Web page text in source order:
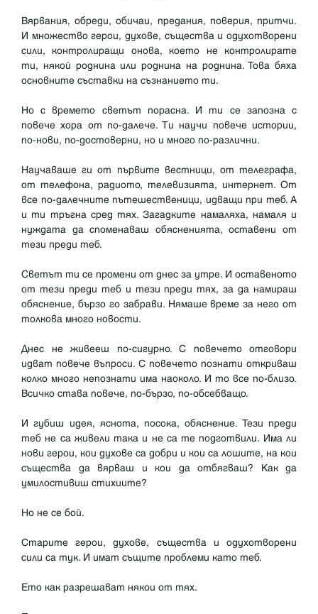
Вярвания, обреди, обичаи, предания, поверия, притчи.
И множество герои, духове, същества и одухотворени
сили, контролиращи онова, което не контролирате
ти, някой роднина или роднина на роднина. Това бяха
основните съставки на съзнанието ти.
Но с времето светът порасна. И ти се запозна с
повече хора от по-далече. Ти научи повече истории,
по-нови, по-достоверни, но и много по-различни.
Научаваше ги от първите вестници, от телеграфа,
от телефона, радиото, телевизията, интернет. От
все по-далечните пътешественици, идващи при теб. А
и ти тръгна сред тях. Загадките намаляха, намаля и
нуждата да споменаваш обясненията, оставени от
тези преди теб.
Светът ти се промени от днес за утре. И оставеното
от тези преди теб и тези преди тях, за да намираш
обяснение, бързо го забрави. Нямаше време за него от
толкова много новости.
Днес не живееш по-сигурно. С повечето отговори
идват повече въпроси. С повечето познати откриваш
колко много непознати има наоколо. И то все по-близо.
Всичко става повече, по-бързо, по-обсебващо.
И губиш идея, яснота, посока, обяснение. Тези преди
теб не са живели така и не са те подготвили. Има ли
нови герои, кои духове са добри и кои са лошите, на кои
същества да вярваш и кои да отбягваш? Как да
умилостивиш стихиите?
Но не се бой.
Старите герои, духове, същества и одухотворени
сили са тук. И имат същите проблеми като теб.
Ето как разрешават някои от тях.